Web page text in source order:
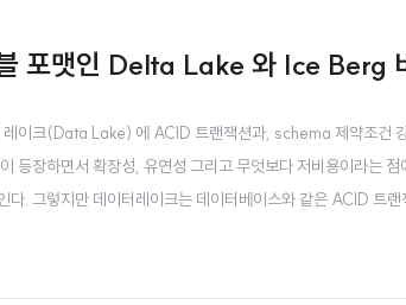
포맷인 Delta Lake 와 Ice Berg
이크(Data Lake) 에 ACID 트랜잭션과, schema 제약조건
등장하면서 확장성, 유연성 그리고 무엇보다 저비용이라는
. 그렇지만 데이터레이크는 데이터베이스와 같은 ACID 트랜